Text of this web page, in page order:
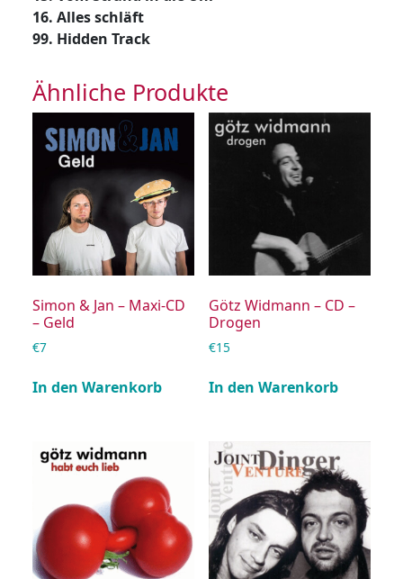
16. Alles schläft
99. Hidden Track
Ähnliche Produkte
Simon & Jan – Maxi-CD
– Geld
€7
In den Warenkorb
Götz Widmann – CD –
Drogen
€15
In den Warenkorb